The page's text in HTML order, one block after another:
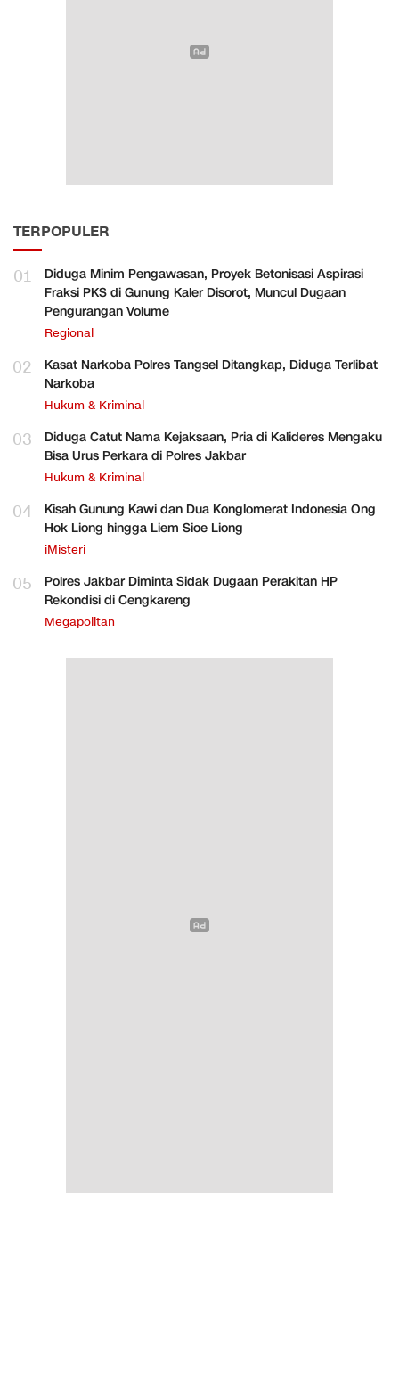
TERPOPULER
01
Diduga Minim Pengawasan, Proyek Betonisasi Aspirasi
Fraksi PKS di Gunung Kaler Disorot, Muncul Dugaan
Pengurangan Volume
Regional
02
Kasat Narkoba Polres Tangsel Ditangkap, Diduga Terlibat
Narkoba
Hukum & Kriminal
03
Diduga Catut Nama Kejaksaan, Pria di Kalideres Mengaku
Bisa Urus Perkara di Polres Jakbar
Hukum & Kriminal
04
Kisah Gunung Kawi dan Dua Konglomerat Indonesia Ong
Hok Liong hingga Liem Sioe Liong
iMisteri
05
Polres Jakbar Diminta Sidak Dugaan Perakitan HP
Rekondisi di Cengkareng
Megapolitan